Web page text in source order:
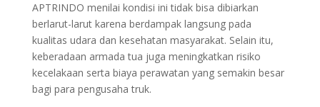
APTRINDO menilai kondisi ini tidak bisa dibiarkan
berlarut-larut karena berdampak langsung pada
kualitas udara dan kesehatan masyarakat. Selain itu,
keberadaan armada tua juga meningkatkan risiko
kecelakaan serta biaya perawatan yang semakin besar
bagi para pengusaha truk.